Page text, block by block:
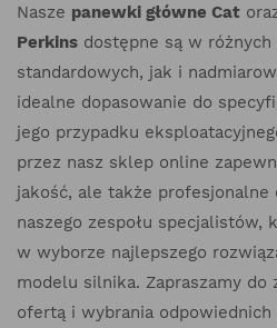
Nasze panewki główne Cat
Perkins dostępne są w
standardowych, jak i
idealne dopasowanie do
jego przypadku
przez nasz sklep online
jakość, ale także
naszego zespołu specjalistów,
w wyborze najlepszego
modelu silnika. Zapraszamy do
ofertą i wybrania odpowiednich